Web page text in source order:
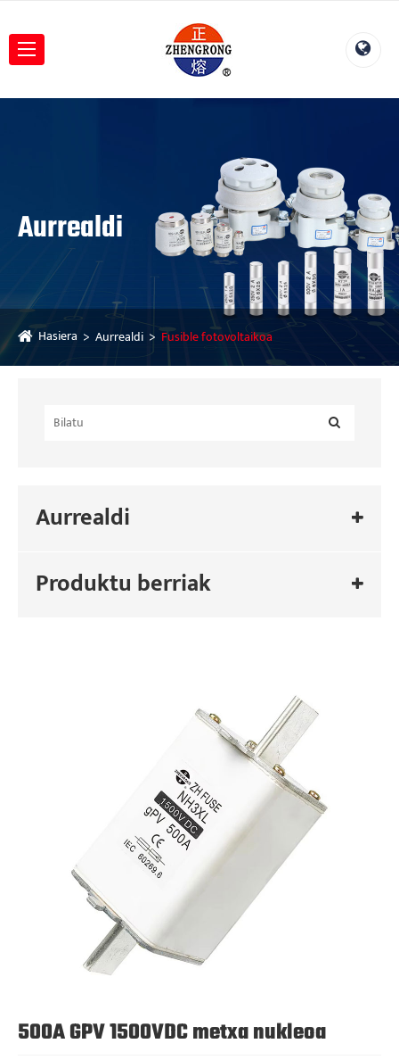
Aurrealdi
Hasiera Aurrealdi Fusible fotovoltaikoa
Aurrealdi
Produktu berriak
500A GPV 1500VDC metxa nukleoa